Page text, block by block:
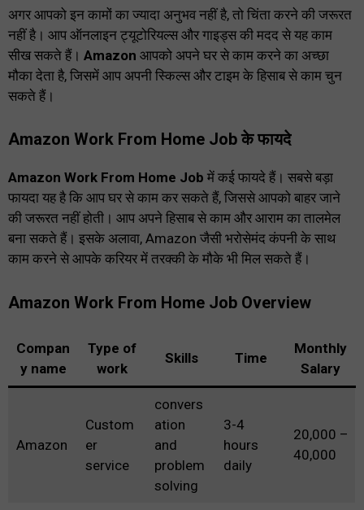
अगर आपको इन कामों का ज्यादा अनुभव नहीं है, तो चिंता करने की जरूरत
नहीं है। आप ऑनलाइन ट्यूटोरियल्स और गाइड्स की मदद से यह काम
सीख सकते हैं। Amazon आपको अपने घर से काम करने का अच्छा
मौका देता है, जिसमें आप अपनी स्किल्स और टाइम के हिसाब से काम चुन
सकते हैं।
Amazon Work From Home Job के फायदे
Amazon Work From Home Job में कई फायदे हैं। सबसे बड़ा
फायदा यह है कि आप घर से काम कर सकते हैं, जिससे आपको बाहर जाने
की जरूरत नहीं होती। आप अपने हिसाब से काम और आराम का तालमेल
बना सकते हैं। इसके अलावा, Amazon जैसी भरोसेमंद कंपनी के साथ
काम करने से आपके करियर में तरक्की के मौके भी मिल सकते हैं।
Amazon Work From Home Job Overview
Compan
y name
Type of
work
Skills Time
Monthly
Salary
Amazon
Custom
er
service
convers
ation
and
problem
solving
3-4
hours
daily
₹20,000 –
₹40,000